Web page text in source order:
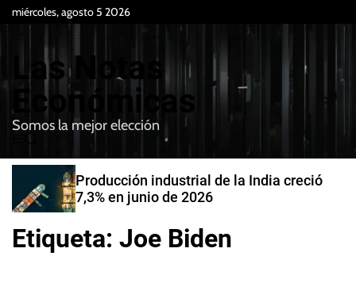
miércoles, agosto 5 2026
Las Notas
Económicas
Somos la mejor elección
e
B
u
c
a
Producción industrial de la India creció
7,3% en junio de 2026
Etiqueta: Joe Biden